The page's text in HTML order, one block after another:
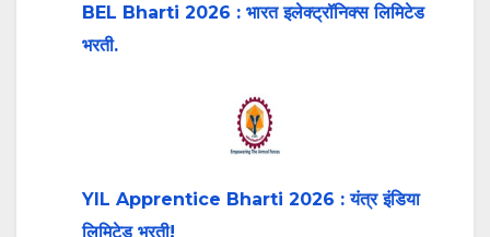
BEL Bharti 2026 : भारत इलेक्ट्रॉनिक्स लिमिटेड
भरती.
YIL Apprentice Bharti 2026 : यंत्र इंडिया
लिमिटेड भरती!